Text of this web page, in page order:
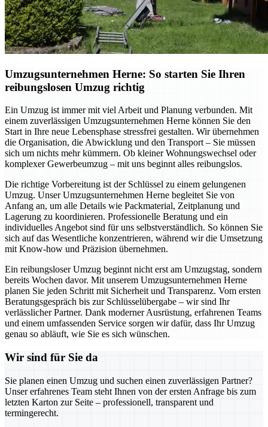
Umzugsunternehmen Herne: So starten Sie Ihren
reibungslosen Umzug richtig
Ein Umzug ist immer mit viel Arbeit und Planung verbunden. Mit
einem zuverlässigen Umzugsunternehmen Herne können Sie den
Start in Ihre neue Lebensphase stressfrei gestalten. Wir übernehmen
die Organisation, die Abwicklung und den Transport – Sie müssen
sich um nichts mehr kümmern. Ob kleiner Wohnungswechsel oder
komplexer Gewerbeumzug – mit uns beginnt alles reibungslos.
Die richtige Vorbereitung ist der Schlüssel zu einem gelungenen
Umzug. Unser Umzugsunternehmen Herne begleitet Sie von
Anfang an, um alle Details wie Packmaterial, Zeitplanung und
Lagerung zu koordinieren. Professionelle Beratung und ein
individuelles Angebot sind für uns selbstverständlich. So können Sie
sich auf das Wesentliche konzentrieren, während wir die Umsetzung
mit Know-how und Präzision übernehmen.
Ein reibungsloser Umzug beginnt nicht erst am Umzugstag, sondern
bereits Wochen davor. Mit unserem Umzugsunternehmen Herne
planen Sie jeden Schritt mit Sicherheit und Transparenz. Vom ersten
Beratungsgespräch bis zur Schlüsselübergabe – wir sind Ihr
verlässlicher Partner. Dank moderner Ausrüstung, erfahrenen Teams
und einem umfassenden Service sorgen wir dafür, dass Ihr Umzug
genau so abläuft, wie Sie es sich wünschen.
Wir sind für Sie da
Sie planen einen Umzug und suchen einen zuverlässigen Partner?
Unser erfahrenes Team steht Ihnen von der ersten Anfrage bis zum
letzten Karton zur Seite – professionell, transparent und
termingerecht.